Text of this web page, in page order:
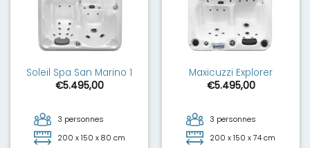
Soleil Spa San Marino 1
€5.495,00
3 personnes
200 x 150 x 80 cm
Maxicuzzi Explorer
€5.495,00
3 personnes
200 x 150 x 74 cm